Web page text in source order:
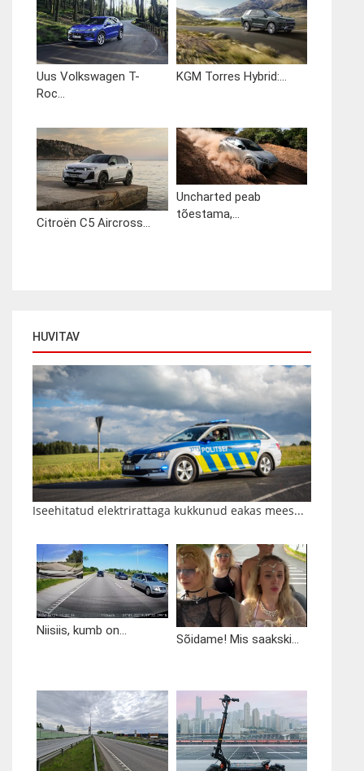
Uus Volkswagen T-
Roc...
KGM Torres Hybrid:...
Citroën C5 Aircross...
Uncharted peab
tõestama,...
HUVITAV
Iseehitatud elektrirattaga kukkunud eakas mees...
Niisiis, kumb on...
Sõidame! Mis saakski...